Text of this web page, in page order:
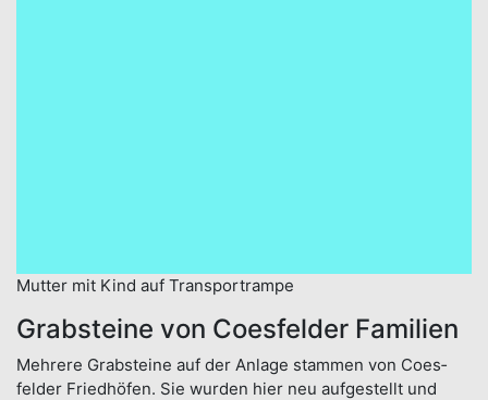
Mutter mit Kind auf Transportrampe
Grabsteine von Coesfelder Familien
Mehrere Grab­steine auf der An­lage stammen von Coes­
felder Fried­höfen. Sie wurden hier neu auf­gestellt und